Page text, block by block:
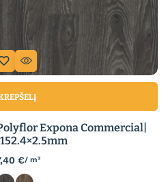
Expona Commercial|
€/ m²